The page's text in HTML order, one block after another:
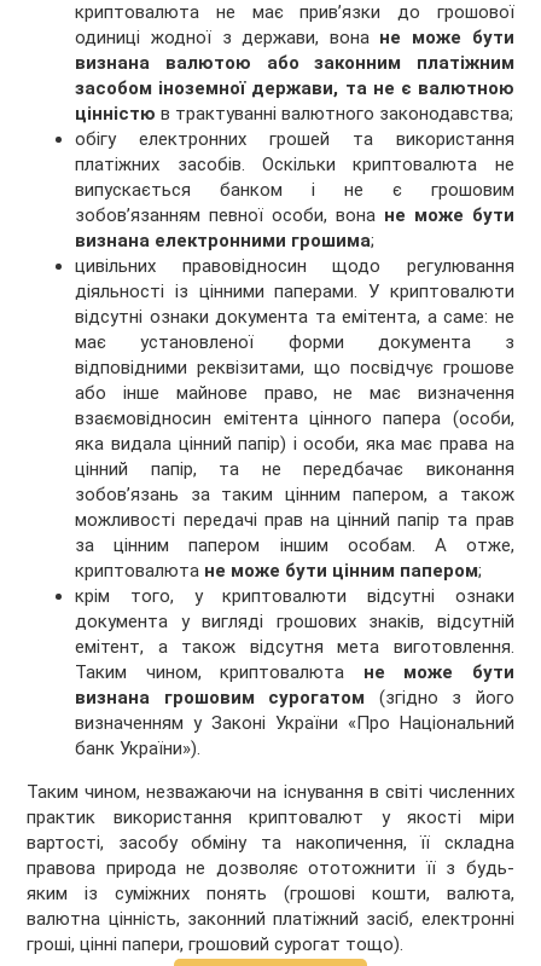
криптовалюта не має прив’язки до грошової
одиниці жодної з держави, вона не може бути
визнана валютою або законним платіжним
засобом іноземної держави, та не є валютною
цінністю в трактуванні валютного законодавства;
обігу електронних грошей та використання
платіжних засобів. Оскільки криптовалюта не
випускається банком і не є грошовим
зобов’язанням певної особи, вона не може бути
визнана електронними грошима;
цивільних правовідносин щодо регулювання
діяльності із цінними паперами. У криптовалюти
відсутні ознаки документа та емітента, а саме: не
має установленої форми документа з
відповідними реквізитами, що посвідчує грошове
або інше майнове право, не має визначення
взаємовідносин емітента цінного папера (особи,
яка видала цінний папір) і особи, яка має права на
цінний папір, та не передбачає виконання
зобов’язань за таким цінним папером, а також
можливості передачі прав на цінний папір та прав
за цінним папером іншим особам. А отже,
криптовалюта не може бути цінним папером;
крім того, у криптовалюти відсутні ознаки
документа у вигляді грошових знаків, відсутній
емітент, а також відсутня мета виготовлення.
Таким чином, криптовалюта не може бути
визнана грошовим сурогатом (згідно з його
визначенням у Законі України «Про Національний
банк України»).
Таким чином, незважаючи на існування в світі численних
практик використання криптовалют у якості міри
вартості, засобу обміну та накопичення, її складна
правова природа не дозволяє ототожнити її з будь-
яким із суміжних понять (грошові кошти, валюта,
валютна цінність, законний платіжний засіб, електронні
гроші, цінні папери, грошовий сурогат тощо).